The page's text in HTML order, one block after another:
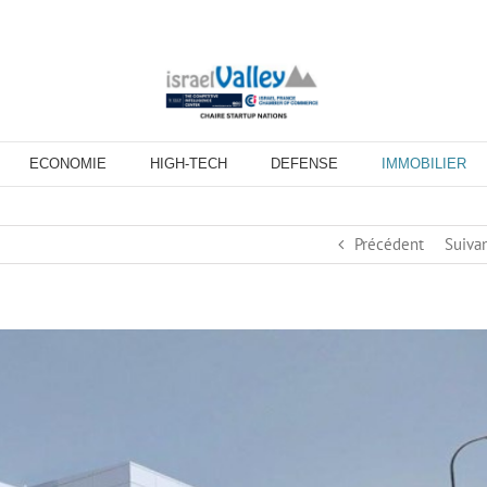
ECONOMIE HIGH-TECH DEFENSE IMMOBILIER
Précédent